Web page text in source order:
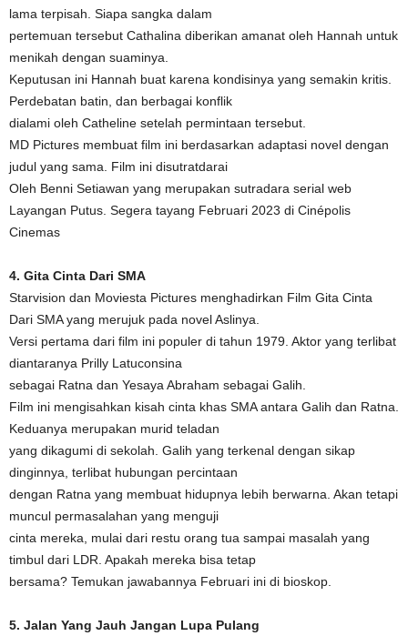
lama terpisah. Siapa sangka dalam
pertemuan tersebut Cathalina diberikan amanat oleh Hannah untuk
menikah dengan suaminya.
Keputusan ini Hannah buat karena kondisinya yang semakin kritis.
Perdebatan batin, dan berbagai konflik
dialami oleh Catheline setelah permintaan tersebut.
MD Pictures membuat film ini berdasarkan adaptasi novel dengan
judul yang sama. Film ini disutratdarai
Oleh Benni Setiawan yang merupakan sutradara serial web
Layangan Putus. Segera tayang Februari 2023 di Cinépolis
Cinemas
4. Gita Cinta Dari SMA
Starvision dan Moviesta Pictures menghadirkan Film Gita Cinta
Dari SMA yang merujuk pada novel Aslinya.
Versi pertama dari film ini populer di tahun 1979. Aktor yang terlibat
diantaranya Prilly Latuconsina
sebagai Ratna dan Yesaya Abraham sebagai Galih.
Film ini mengisahkan kisah cinta khas SMA antara Galih dan Ratna.
Keduanya merupakan murid teladan
yang dikagumi di sekolah. Galih yang terkenal dengan sikap
dinginnya, terlibat hubungan percintaan
dengan Ratna yang membuat hidupnya lebih berwarna. Akan tetapi
muncul permasalahan yang menguji
cinta mereka, mulai dari restu orang tua sampai masalah yang
timbul dari LDR. Apakah mereka bisa tetap
bersama? Temukan jawabannya Februari ini di bioskop.
5. Jalan Yang Jauh Jangan Lupa Pulang